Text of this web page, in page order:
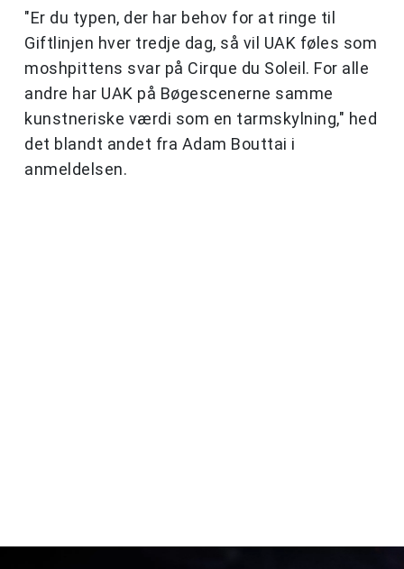
"Er du typen, der har behov for at ringe til
Giftlinjen hver tredje dag, så vil UAK føles som
moshpittens svar på Cirque du Soleil. For alle
andre har UAK på Bøgescenerne samme
kunstneriske værdi som en tarmskylning," hed
det blandt andet fra Adam Bouttai i
anmeldelsen.